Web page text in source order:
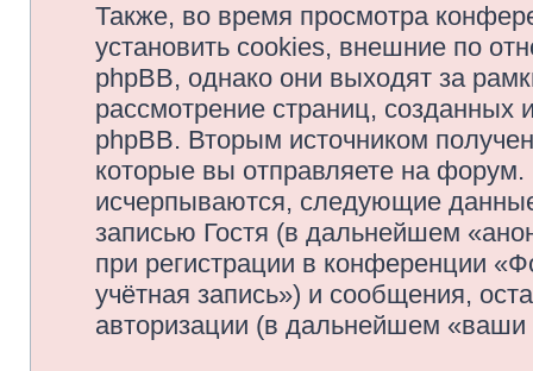
Также, во время просмотра
установить cookies, внешние по
phpBB, однако они выходят за
рассмотрение страниц,
phpBB. Вторым источником
которые вы отправляете на
исчерпываются, следующие
записью Гостя (в дальнейшем
при регистрации в конференции
учётная запись») и сообщения,
авторизации (в дальнейшем